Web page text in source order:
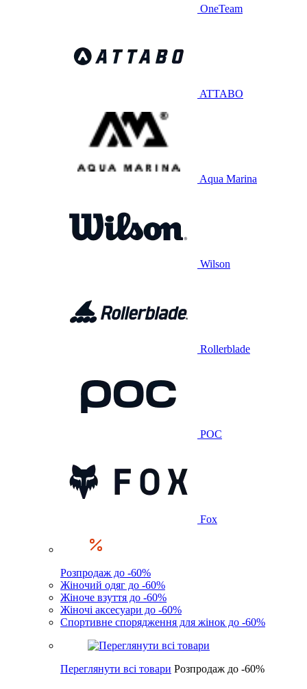
OneTeam
ATTABO
Aqua Marina
Wilson
Rollerblade
POC
Fox
Розпродаж до -60%
Жіночий одяг до -60%
Жіноче взуття до -60%
Жіночі аксесуари до -60%
Спортивне спорядження для жінок до -60%
Переглянути всі товари Розпродаж до -60%